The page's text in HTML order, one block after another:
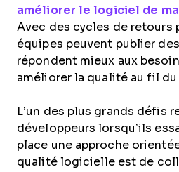
améliorer le logiciel de
Avec des cycles de retours
équipes peuvent publier
répondent mieux aux
améliorer la qualité au fil du
L’un des plus grands défis
développeurs lorsqu’ils
place une approche
qualité logicielle est de